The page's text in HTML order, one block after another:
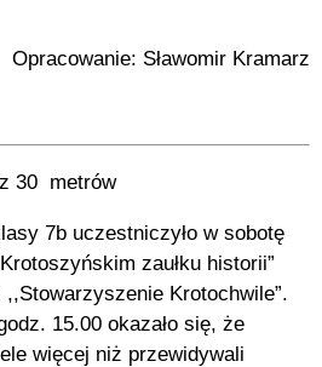
Opracowanie: Sławomir Kramarz
30 metrów
7b uczestniczyło w sobotę
zaułku historii”
Krotochwile”.
15.00 okazało się, że
więcej niż przewidywali